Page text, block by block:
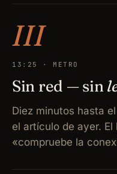
III
13:25 · METRO
Sin red — sin
Diez minutos hasta
el artículo de ayer.
«compruebe la